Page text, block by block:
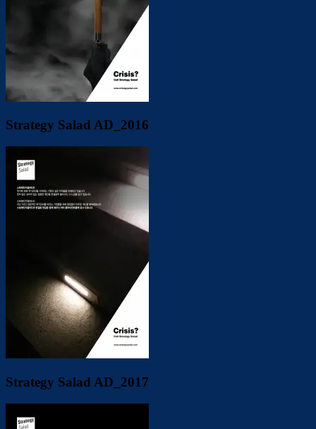
Strategy Salad AD_2016
Strategy Salad AD_2017